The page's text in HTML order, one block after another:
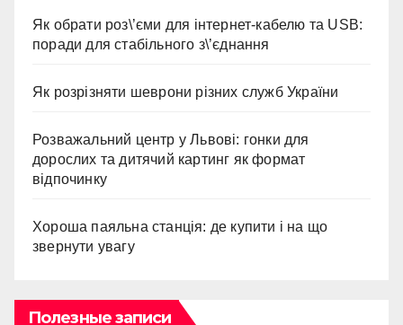
Як обрати роз\’єми для інтернет-кабелю та USB:
поради для стабільного з\’єднання
Як розрізняти шеврони різних служб України
Розважальний центр у Львові: гонки для
дорослих та дитячий картинг як формат
відпочинку
Хороша паяльна станція: де купити і на що
звернути увагу
Полезные записи